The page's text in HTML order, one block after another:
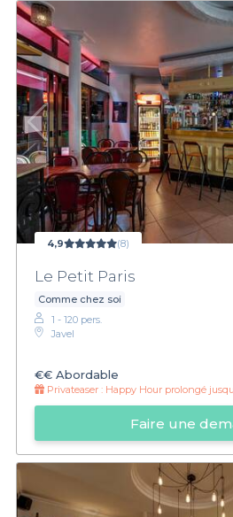
4,9 (8)
Le Petit Paris
Comme chez soi
1 - 120 pers.
Javel
€€ Abordable
Privateaser : Happy Hour prolongé
Faire une